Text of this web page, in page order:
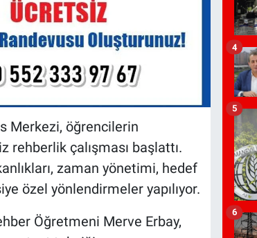
Merkezi, öğrencilerin
rehberlik çalışması başlattı.
zaman yönetimi, hedef
özel yönlendirmeler yapılıyor.
Öğretmeni Merve Erbay,
4
5
6